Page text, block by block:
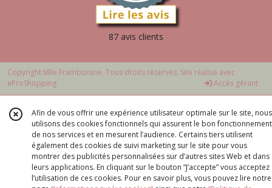
87 avis clients
Copyright Mlle Framboisine. Tous droits réservés. Site réalisé avec
eProShopping
Accès gérant
Afin de vous offrir une expérience utilisateur optimale sur le site, nous
utilisons des cookies fonctionnels qui assurent le bon fonctionnement
de nos services et en mesurent l’audience. Certains tiers utilisent
également des cookies de suivi marketing sur le site pour vous
montrer des publicités personnalisées sur d’autres sites Web et dans
leurs applications. En cliquant sur le bouton “J’accepte” vous acceptez
l’utilisation de ces cookies. Pour en savoir plus, vous pouvez lire notre